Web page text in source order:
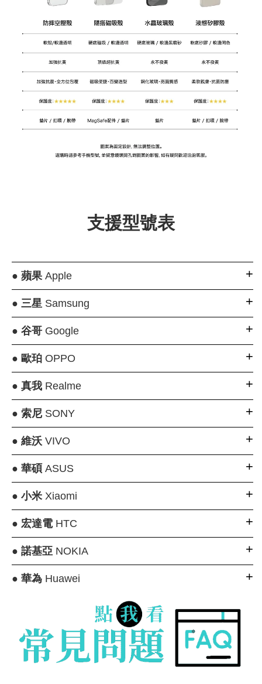
支援型號表
● 蘋果Apple
● 三星Samsung
● 谷哥Google
● 歐珀OPPO
● 真我Realme
● 索尼SONY
● 維沃VIVO
● 華碩 ASUS
● 小米Xiaomi
● 宏達電HTC
● 諾基亞NOKIA
● 華為Huawei